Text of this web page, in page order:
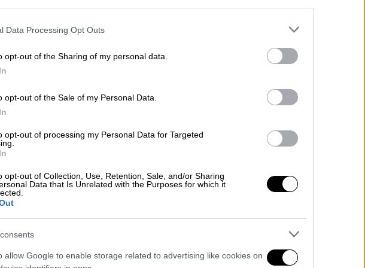
Data Processing Opt Outs
opt-out of the Sharing of my personal data.
opt-out of the Sale of my Personal Data.
opt-out of processing my Personal Data for Targeted
opt-out of Collection, Use, Retention, Sale, and/or Sharing
Data that Is Unrelated with the Purposes for which it
allow Google to enable storage related to advertising like cookies on
στη Ουάσινγκτον (X)